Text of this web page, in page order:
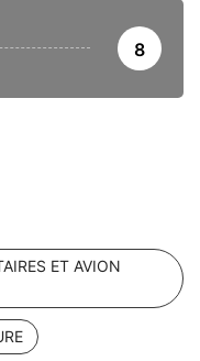
8
ET AVION